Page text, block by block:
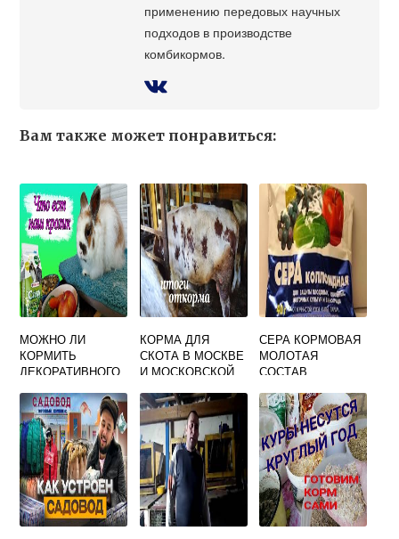
применению передовых научных
подходов в производстве
комбикормов.
Вам также может понравиться:
МОЖНО ЛИ
КОРМИТЬ
ДЕКОРАТИВНОГО
ПЕТРУШКОЙ
КОРМА ДЛЯ
СКОТА В МОСКВЕ
И МОСКОВСКОЙ
СЕРА КОРМОВАЯ
МОЛОТАЯ
СОСТАВ